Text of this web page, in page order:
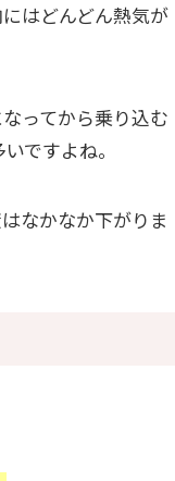
はどんどん熱気が
ってから乗り込む
ですよね。
なかなか下がりま